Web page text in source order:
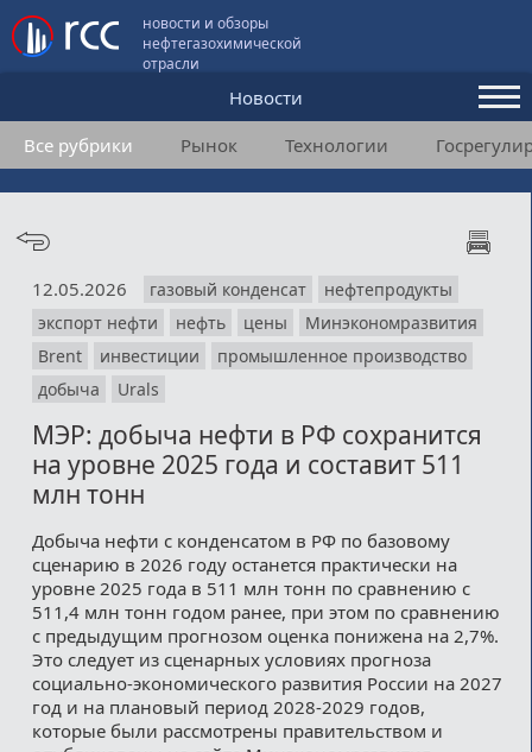
новости и обзоры
нефтегазохимической
отрасли
Новости
Аналитика и мнения
Конференции
Подписка
Пользовательское соглашение
Медиакит
Контакты
Все рубрики Рынок Технологии
12.05.2026 газовый конденсат
нефтепродукты
экспорт нефти
нефть цены
Минэкономразвития
Brent
инвестиции
промышленное производство
добыча
Urals
МЭР: добыча нефти в РФ сохранится
на уровне 2025 года и составит 511
млн тонн
Добыча нефти с конденсатом в РФ по базовому
сценарию в 2026 году останется практически на
уровне 2025 года в 511 млн тонн по сравнению с
511,4 млн тонн годом ранее, при этом по сравнению
с предыдущим прогнозом оценка понижена на 2,7%.
Это следует из сценарных условиях прогноза
социально-экономического развития России на 2027
год и на плановый период 2028-2029 годов,
которые были рассмотрены правительством и